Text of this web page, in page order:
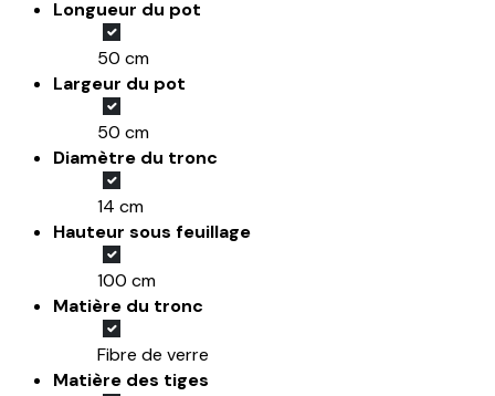
Longueur du pot
50 cm
Largeur du pot
50 cm
Diamètre du tronc
14 cm
Hauteur sous feuillage
100 cm
Matière du tronc
Fibre de verre
Matière des tiges